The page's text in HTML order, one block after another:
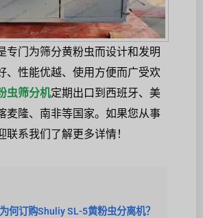
专门为筛分黄粉虫而设计和发明
、性能优越、使用方便而广受欢
虫筛分机定期出口到西班牙、美
麦隆、南非等国家。如果您从事
联系我们了解更多详情！
何订购Shuliy SL-5黄粉虫分离机？